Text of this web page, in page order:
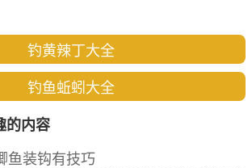
钓黄辣丁大全
钓鱼蚯蚓大全
的内容
鱼装钩有技巧